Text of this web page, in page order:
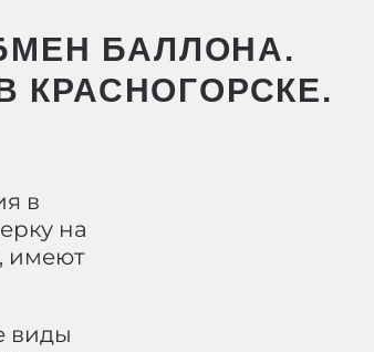
БАЛЛОНА.
КРАСНОГОРСКЕ.
в
на
имеют
виды